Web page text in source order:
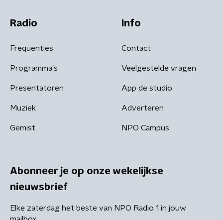
Radio
Frequenties
Programma's
Presentatoren
Muziek
Gemist
Info
Contact
Veelgestelde vragen
App de studio
Adverteren
NPO Campus
Abonneer je op onze wekelijkse
nieuwsbrief
Elke zaterdag het beste van NPO Radio 1 in jouw